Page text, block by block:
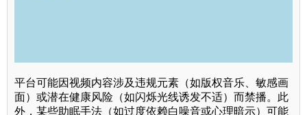
平台可能因视频内容涉及违规元素（如版权音乐、敏感画
面）或潜在健康风险（如闪烁光线诱发不适）而禁播。此
外，某些助眠手法（如过度依赖白噪音或心理暗示）可能